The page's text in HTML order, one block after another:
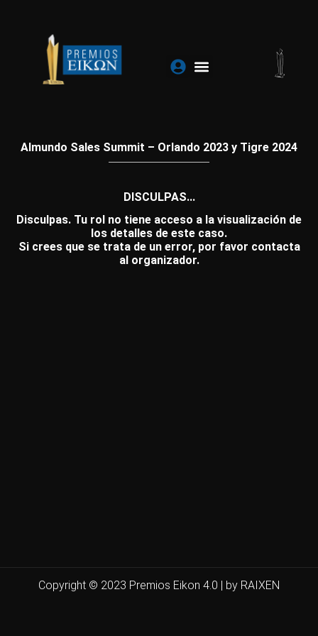
contenido
Almundo Sales Summit – Orlando 2023 y Tigre 2024
DISCULPAS...
Disculpas. Tu rol no tiene acceso a la visualización de
los detalles de este caso.
Si crees que se trata de un error, por favor contacta
al organizador.
Copyright © 2023 Premios Eikon 4.0 | by RAIXEN